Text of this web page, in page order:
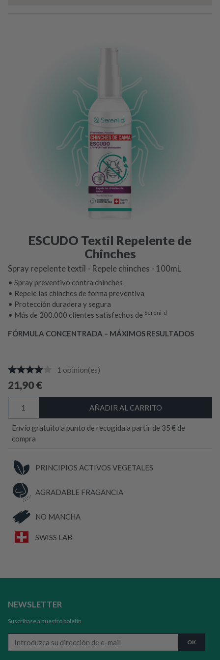
ESCUDO Textil Repelente de
Chinches
Spray repelente textil - Repele chinches - 100mL
• Spray preventivo contra chinches
• Repele las chinches de forma preventiva
• Protección duradera y segura
• Más de 200.000 clientes satisfechos de Sereni-d
FÓRMULA CONCENTRADA – MÁXIMOS RESULTADOS
1 opinion(es)
21,90€
Textil
Repelente
Chinches
AÑADIR AL CARRITO
Envío gratuito a punto de recogida a partir de 35 € de
compra
PRINCIPIOS ACTIVOS VEGETALES
AGRADABLE FRAGANCIA
NO MANCHA
SWISS LAB
NEWSLETTER
Suscríbase a nuestro boletín